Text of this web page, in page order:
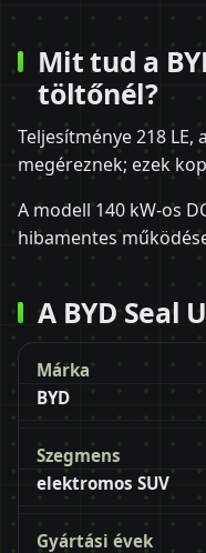
Mit tud a
töltőnél?
Teljesítménye 218
megéreznek; ezek
A modell 140 kW-os
hibamentes
A BYD Seal
Márka
BYD
Szegmens
elektromos SUV
Gyártási évek